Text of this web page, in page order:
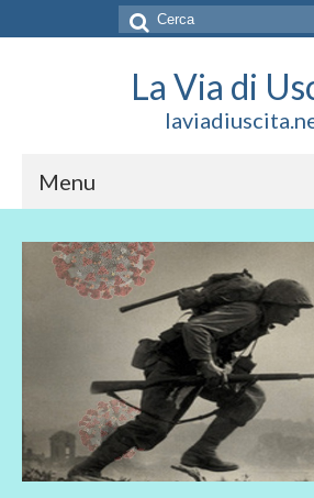
Cerca:
La Via di
Menu
HOME
CHI SIAMO
SOSTIENICI
CONTATTI